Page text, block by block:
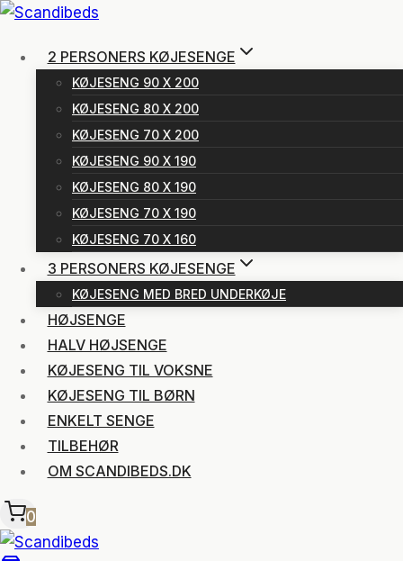
Fortsæt
indhold2 PERSONERS KØJESENGE
KØJESENG 90 X 200
KØJESENG 80 X 200
KØJESENG 70 X 200
KØJESENG 90 X 190
KØJESENG 80 X 190
KØJESENG 70 X 190
KØJESENG 70 X 160
3 PERSONERS KØJESENGE
KØJESENG MED BRED UNDERKØJE
HØJSENGE
HALV HØJSENGE
KØJESENG TIL VOKSNE
KØJESENG TIL BØRN
ENKELT SENGE
TILBEHØR
OM SCANDIBEDS.DK
0